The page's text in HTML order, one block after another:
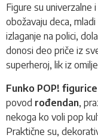
Figure su univerzalne
obožavaju deca, mladi
izlaganje na polici,
donosi deo priče iz
superheroj, lik iz
Funko POP!
povod rođendan,
nekoga ko voli pop
Praktične su,